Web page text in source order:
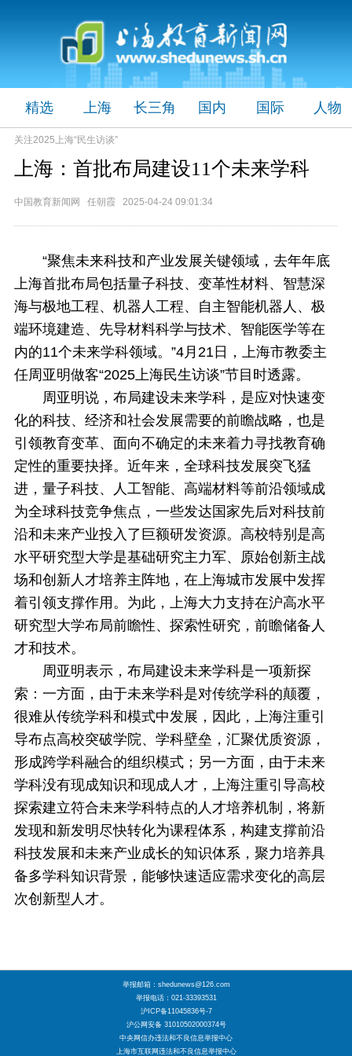
精选 上海 长三角 国内 国际 人物
关注2025上海“民生访谈”
上海：首批布局建设11个未来学科
中国教育新闻网 任朝霞 2025-04-24 09:01:34
“聚焦未来科技和产业发展关键领域，去年年底
上海首批布局包括量子科技、变革性材料、智慧深
海与极地工程、机器人工程、自主智能机器人、极
端环境建造、先导材料科学与技术、智能医学等在
内的11个未来学科领域。”4月21日，上海市教委主
任周亚明做客“2025上海民生访谈”节目时透露。
周亚明说，布局建设未来学科，是应对快速变
化的科技、经济和社会发展需要的前瞻战略，也是
引领教育变革、面向不确定的未来着力寻找教育确
定性的重要抉择。近年来，全球科技发展突飞猛
进，量子科技、人工智能、高端材料等前沿领域成
为全球科技竞争焦点，一些发达国家先后对科技前
沿和未来产业投入了巨额研发资源。高校特别是高
水平研究型大学是基础研究主力军、原始创新主战
场和创新人才培养主阵地，在上海城市发展中发挥
着引领支撑作用。为此，上海大力支持在沪高水平
研究型大学布局前瞻性、探索性研究，前瞻储备人
才和技术。
周亚明表示，布局建设未来学科是一项新探
索：一方面，由于未来学科是对传统学科的颠覆，
很难从传统学科和模式中发展，因此，上海注重引
导布点高校突破学院、学科壁垒，汇聚优质资源，
形成跨学科融合的组织模式；另一方面，由于未来
学科没有现成知识和现成人才，上海注重引导高校
探索建立符合未来学科特点的人才培养机制，将新
发现和新发明尽快转化为课程体系，构建支撑前沿
科技发展和未来产业成长的知识体系，聚力培养具
备多学科知识背景，能够快速适应需求变化的高层
次创新型人才。
举报邮箱：shedunews@126.com
举报电话：021-33393531
沪ICP备11045836号-7
沪公网安备 31010502000374号
中央网信办违法和不良信息举报中心
上海市互联网违法和不良信息举报中心